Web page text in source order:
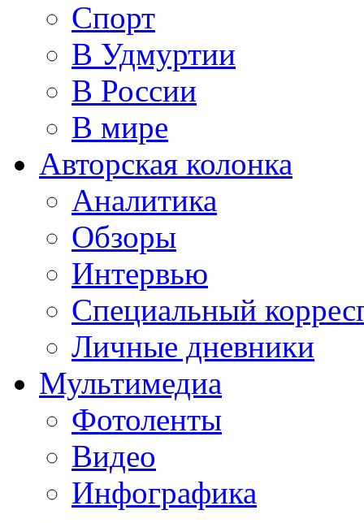
Спорт
В Удмуртии
В России
В мире
Авторская колонка
Аналитика
Обзоры
Интервью
Специальный
Личные дневники
Мультимедиа
Фотоленты
Видео
Инфографика